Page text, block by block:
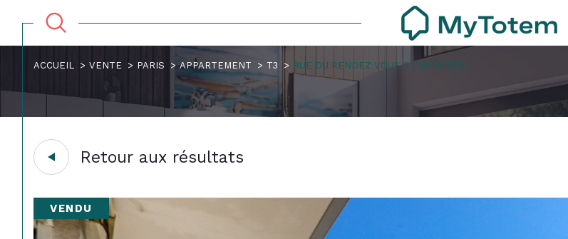
ACCUEIL VENTE PARIS APPARTEMENT T3 RUE DU RENDEZ VOUS 2 CHAMBRES
Retour aux résultats
VENDU